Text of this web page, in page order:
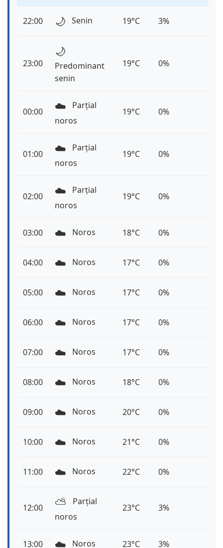
22:00 🌙 Senin 19°C 3%
23:00
🌙
Predominant
senin
19°C 0%
00:00 ☁️
Parțial
noros
19°C 0%
01:00 ☁️
Parțial
noros
19°C 0%
02:00 ☁️
Parțial
noros
19°C 0%
03:00 ☁️ Noros 18°C 0%
04:00 ☁️ Noros 17°C 0%
05:00 ☁️ Noros 17°C 0%
06:00 ☁️ Noros 17°C 0%
07:00 ☁️ Noros 17°C 0%
08:00 ☁️ Noros 18°C 0%
09:00 ☁️ Noros 20°C 0%
10:00 ☁️ Noros 21°C 0%
11:00 ☁️ Noros 22°C 0%
12:00 ⛅️
Parțial
noros
23°C 3%
13:00 ☁️ Noros 23°C 3%